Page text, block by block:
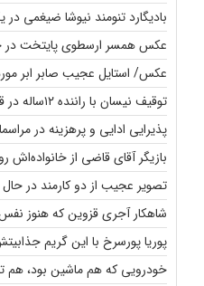
بادیگارد تنومند نیوشا ضیغمی
عکس همسر ارسطوی پایتخت
عکس/ استایل عجیب صابر ابر
توقیف نیسان با راننده ۱۲ساله در قزوین+عکس
پذیرایی ادایی و پرهزینه در
بازیگر آقای قاضی از
تصویر عجیب از دو کارمند در
شاهکار آجری قزوین که هنوز
پوریا پورسرخ با این گریم
خودرویی که هم ماشین بود،